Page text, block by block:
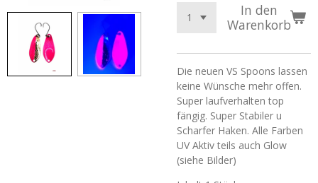
In den
Warenkorb
Die neuen VS Spoons lassen
keine Wünsche mehr offen.
Super laufverhalten top
fängig. Super Stabiler u
Scharfer Haken. Alle Farben
UV Aktiv teils auch Glow
(siehe Bilder)